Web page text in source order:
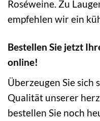
Roséweine. Zu
empfehlen wir ein
Bestellen Sie jetzt
online!
Überzeugen Sie sich
Qualität unserer
bestellen Sie noch